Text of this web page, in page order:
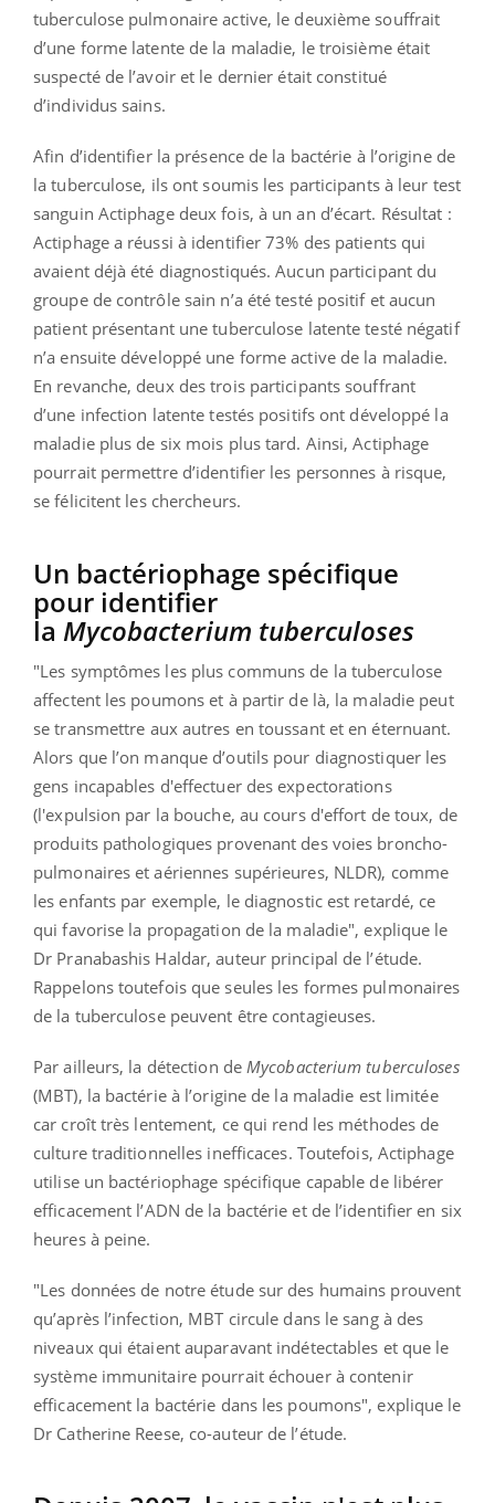
tuberculose pulmonaire active, le deuxième souffrait
d’une forme latente de la maladie, le troisième était
suspecté de l’avoir et le dernier était constitué
d’individus sains.
Afin d’identifier la présence de la bactérie à l’origine de
la tuberculose, ils ont soumis les participants à leur test
sanguin Actiphage deux fois, à un an d’écart. Résultat :
Actiphage a réussi à identifier 73% des patients qui
avaient déjà été diagnostiqués. Aucun participant du
groupe de contrôle sain n’a été testé positif et aucun
patient présentant une tuberculose latente testé négatif
n’a ensuite développé une forme active de la maladie.
En revanche, deux des trois participants souffrant
d’une infection latente testés positifs ont développé la
maladie plus de six mois plus tard. Ainsi, Actiphage
pourrait permettre d’identifier les personnes à risque,
se félicitent les chercheurs.
Un bactériophage spécifique
pour identifier
la Mycobacterium tuberculoses
"Les symptômes les plus communs de la tuberculose
affectent les poumons et à partir de là, la maladie peut
se transmettre aux autres en toussant et en éternuant.
Alors que l’on manque d’outils pour diagnostiquer les
gens incapables d'effectuer des expectorations
(l'expulsion par la bouche, au cours d'effort de toux, de
produits pathologiques provenant des voies broncho-
pulmonaires et aériennes supérieures, NLDR), comme
les enfants par exemple, le diagnostic est retardé, ce
qui favorise la propagation de la maladie", explique le
Dr Pranabashis Haldar, auteur principal de l’étude.
Rappelons toutefois que seules les formes pulmonaires
de la tuberculose peuvent être contagieuses.
Par ailleurs, la détection de Mycobacterium tuberculoses
(MBT), la bactérie à l’origine de la maladie est limitée
car croît très lentement, ce qui rend les méthodes de
culture traditionnelles inefficaces. Toutefois, Actiphage
utilise un bactériophage spécifique capable de libérer
efficacement l’ADN de la bactérie et de l’identifier en six
heures à peine.
"Les données de notre étude sur des humains prouvent
qu’après l’infection, MBT circule dans le sang à des
niveaux qui étaient auparavant indétectables et que le
système immunitaire pourrait échouer à contenir
efficacement la bactérie dans les poumons", explique le
Dr Catherine Reese, co-auteur de l’étude.